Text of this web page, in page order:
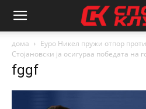
дома
Еуро Никел пружи отпор
Стојановски ја осигураа победата на
fggf